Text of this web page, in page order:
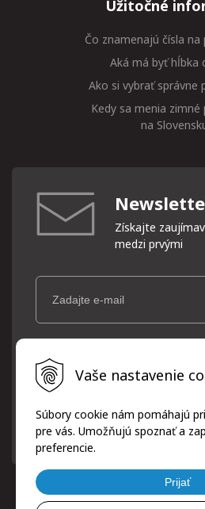
Vaše nastavenie
Súbory cookie nám pomáhajú
pre vás. Umožňujú spoznať a
preferencie.
Prijať
Užitočné
Čo znamenajú čísla na
Aká má byť hĺbka
Ako si vybrať správne
Kedy sa menia
na
Získajte
medzi prvými
Vaše osobné údaje (email) budeme
účelom v súlade s platnou
osobných údajov. Súhlas potvrdíte
písomne, emailom alebo kliknutím
informačného emailu.